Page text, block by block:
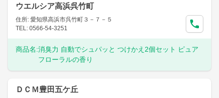
ウエルシア高浜呉竹町
住所: 愛知県高浜市呉竹町３－７－５
TEL: 0566-54-3251
商品名:消臭力 自動でシュパッと つけかえ2個セット ピュア
フローラルの香り
ＤＣＭ豊田五ケ丘